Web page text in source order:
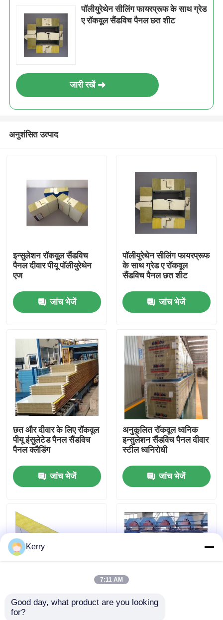
उत्पादों
हमारे बारे में
कारखाना भ्रमण
संपर्क करें
एक उद्धरण का अनुरोध करें
इस्पात संरचना भवन
इस्पात संरचना कार्यशाला
पॉलीयुरेथेन सीलिंग फायरप्रूफ के साथ ग्रेड
ए रॉकवूल सैंडविच पैनल छत शीट
जारी रखें
अनुशंसित उत्पाद
इन्सुलेशन रॉकवूल सैंडविच
पैनल दीवार पीयू पॉलीयुरेथेन
एज
जांच भेजें
पॉलीयुरेथेन सीलिंग फायरप्रूफ
के साथ ग्रेड ए रॉकवूल
सैंडविच पैनल छत शीट
जांच भेजें
छत और दीवार के लिए रॉकवूल
पीयू इंसुलेटेड पैनल सैंडविच
पैनल क्लैडिंग
जांच भेजें
अनुकूलित रॉकवूल ध्वनिक
इन्सुलेशन सैंडविच पैनल दीवार
स्टील ध्वनिरोधी
जांच भेजें
गोदाम के लिए 75 मिमी 80
मिमी 200 मिमी सैंडविच पैनल
पीयू मिनरल इंसुलेशन रॉकवूल
Kerry
7:11 AM
Good day, what product are you looking
for?